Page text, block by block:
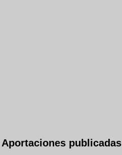
Aportaciones publicadas